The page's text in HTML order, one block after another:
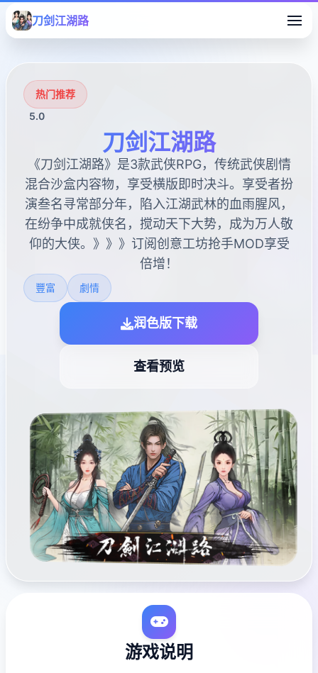
刀剑江湖路
热门推荐
5.0
刀剑江湖路
《刀剑江湖路》是3款武侠RPG，传统武侠剧情
混合沙盒内容物，享受横版即时决斗。享受者扮
演叁名寻常部分年，陷入江湖武林的血雨腥风，
在纷争中成就侠名，搅动天下大势，成为万人敬
仰的大侠。》》》订阅创意工坊抢手MOD享受
倍增！
豐富 劇情
润色版下载
查看预览
游戏说明